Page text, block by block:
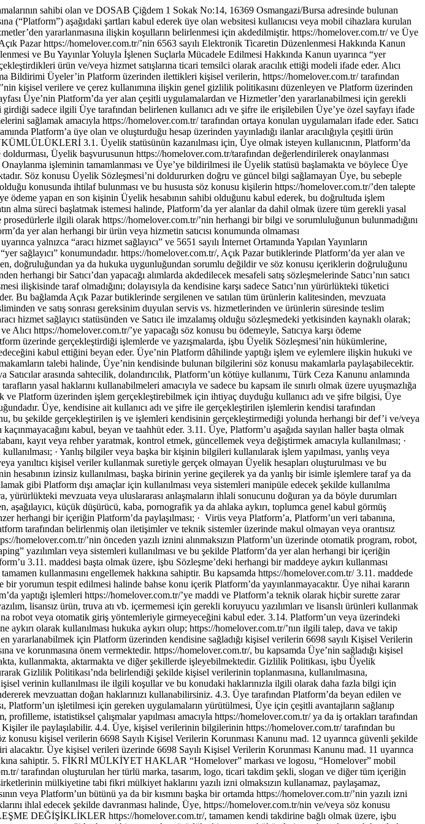
Satıcı’nın satıcı taraf, kendisinin ise alıcı taraf olduğunu; https://homelover.com.tr/’nin bahsi geçen mesafeli satış sözleşmesi ilişkisinde taraf olmadığını; dolayısıyla da kendisine karşı sadece Satıcı’nın yürürlükteki tüketici hukuku mevzuatı ve sair mevzuat kapsamında her anlamda bizzat sorumlu olduğunu kabul ve beyan eder. Bu bağlamda Açık Pazar butiklerinde sergilenen ve satılan tüm ürünlerin kalitesinden, mevzuata uygunluğundan, garanti belgesi verilmesinden, faturalandırılmasından ve sair diğer gerekli belgenin tesliminden ve satış sonrası gereksinim duyulan servis vs. hizmetlerinden ve ürünlerin süresinde teslim edilmesinden Satıcı bizzat ve münhasıran sorumlu olacaktır. 3.6. Açık Pazar butiklerinde Homelover, aracı hizmet sağlayıcı statüsünden ve Satıcı ile imzalamış olduğu sözleşmedeki yetkisinden kaynaklı olarak; Üye’nin Satıcı’dan satın alacağı ürünlere dair, Satıcı adına ürün bedelini tahsilat yetkisine sahip olacak ve Alıcı https://homelover.com.tr/’ye yapacağı söz konusu bu ödemeyle, Satıcıya karşı ödeme yükümlülüğünden kurtulacak ve ayrıca Satıcı’ya ödeme yapmak zorunda kalmayacaktır. 3.7. Üye, Platform üzerinde gerçekleştirdiği işlemlerde ve yazışmalarda, işbu Üyelik Sözleşmesi’nin hükümlerine, Platform’da belirtilen tüm koşullara, yürürlükteki mevzuata ve ahlak kurallarına uygun olarak hareket edeceğini kabul ettiğini beyan eder. Üye’nin Platform dâhilinde yaptığı işlem ve eylemlere ilişkin hukuki ve cezai sorumluluk kendisine aittir. 3.8. https://homelover.com.tr/, yürürlükteki mevzuat uyarınca yetkili makamların talebi halinde, Üye’nin kendisinde bulunan bilgilerini söz konusu makamlarla paylaşabilecektir. 3.9. Platform’a üyelik sırasında ve/veya alışveriş sırasında Üye’lerden alınan kişisel veriler, Üye ve/veya Satıcılar arasında sahtecilik, dolandırıcılık, Platform’un kötüye kullanımı, Türk Ceza Kanunu anlamında suç oluşturabilecek konularda çıkan uyuşmazlıklarda, yalnızca talep edilen konu ile sınırlı olmak üzere tarafların yasal haklarını kullanabilmeleri amacıyla ve sadece bu kapsam ile sınırlı olmak üzere uyuşmazlığa taraf olabilecek diğer Üye ve/veya Satıcılar’a iletebilecektir. 3.10. Üye’nin Hesabım Sayfası’na erişmek ve Platform üzerinden işlem gerçekleştirebilmek için ihtiyaç duyduğu kullanıcı adı ve şifre bilgisi, Üye tarafından oluşturulmakta olup, söz konusu bilgilerin güvenliği ve gizliliği tamamen Üye’nin sorumluluğundadır. Üye, kendisine ait kullanıcı adı ve şifre ile gerçekleştirilen işlemlerin kendisi tarafından gerçekleştirilmiş olduğunu, bu işlemlerden kaynaklanan sorumluluğunun peşinen kendisine ait olduğunu, bu şekilde gerçekleştirilen iş ve işlemleri kendisinin gerçekleştirmediği yolunda herhangi bir def’i ve/veya itiraz ileri süremeyeceğini ve/veya bu def’i veya itiraza dayanarak yükümlülüklerini yerine getirmekten kaçınmayacağını kabul, beyan ve taahhüt eder. 3.11. Üye, Platform’u aşağıda sayılan haller başta olmak üzere hukuka ve ahlaka aykırı bir şekilde kullanmayacaktır. · Platform’un herhangi bir kişi adına veri tabanı, kayıt veya rehber yaratmak, kontrol etmek, güncellemek veya değiştirmek amacıyla kullanılması; · Platform’un bütününün veya bir bölümünün bozma, değiştirme veya ters mühendislik yapma amacıyla kullanılması; · Yanlış bilgiler veya başka bir kişinin bilgileri kullanılarak işlem yapılması, yanlış veya yanıltıcı ikametgâh adresi, elektronik posta adresi, iletişim, ödeme veya hesap bilgileri de dahil yanlış veya yanıltıcı kişisel veriler kullanmak suretiyle gerçek olmayan Üyelik hesapları oluşturulması ve bu hesapların Üyelik Sözleşmesi’ne veya yürürlükte mevzuata aykırı şekilde kullanılması, başka bir Üye’nin hesabının izinsiz kullanılması, başka birinin yerine geçilerek ya da yanlış bir isimle işlemlere taraf ya da katılımcı olunması; · Yorum ve puanlama bölümünün; Platform’daki yorumları Platform dışında yayınlamak gibi Platform dışı amaçlar için kullanılması veya sistemleri manipüle edecek şekilde kullanılma amaçları dışında kullanılması; · Yorum bölümünde konusu suç teşkil eden, internet sitesindeki kurallara, yürürlükteki mevzuata veya uluslararası anlaşmaların ihlali sonucunu doğuran ya da böyle durumları teşvik eden, yasadışı, tehditkar, reklam ve/veya pazarlama içerikli, rahatsız edici, hakaret ve küfür içeren, aşağılayıcı, küçük düşürücü, kaba, pornografik ya da ahlaka aykırı, toplumca genel kabul görmüş kurallara aykırı, kişilik haklarına aykırı, fikri ve sınai haklara aykırı, haksız rekabet yaratan ve/veya benzer herhangi bir içeriğin Platform’da paylaşılması; · Virüs veya Platform’a, Platform’un veri tabanına, Platform üzerinde yer alan herhangi bir içeriğe zarar verici herhangi başka bir teknoloji yayılması; · Platform tarafından belirlenmiş olan iletişimler ve teknik sistemler üzerinde makul olmayan veya orantısız derecede büyük yüklemeler yaratacak ya da teknik işleyişe zarar verecek faaliye
mevzuattan doğan haklarınızı kullanabilirsiniz. 4.3. Üye tarafından Platform’da beyan edilen ve
işletilmesi için gereken uygulamaların yürütülmesi, Üye için çeşitli avantajların sağlanıp
istatistiksel çalışmalar yapılması amacıyla https://homelover.com.tr/ ya da iş ortakları tarafından
ile paylaşılabilir. 4.4. Üye, kişisel verilerinin bilgilerinin https://homelover.com.tr/ tarafından bu
konusu kişisel verilerin 6698 Sayılı Kişisel Verilerin Korunması Kanunu mad. 12 uyarınca güvenli şekilde
Üye kişisel verileri üzerinde 6698 Sayılı Kişisel Verilerin Korunması Kanunu mad. 11 uyarınca
sahiptir. 5. FİKRİ MÜLKİYET HAKLAR “Homelover” markası ve logosu, “Homelover” mobil
tarafından oluşturulan her türlü marka, tasarım, logo, ticari takdim şekli, slogan ve diğer tüm içeriğin
mülkiyetine tabi fikri mülkiyet haklarını yazılı izni olmaksızın kullanamaz, paylaşamaz,
veya Platform’un bütünü ya da bir kısmını başka bir ortamda https://homelover.com.tr/’nin yazılı izni
ihlal edecek şekilde davranması halinde, Üye, https://homelover.com.tr/nin ve/veya söz konusu
DEĞİŞİKLİKLER https://homelover.com.tr/, tamamen kendi takdirine bağlı olmak üzere, işbu